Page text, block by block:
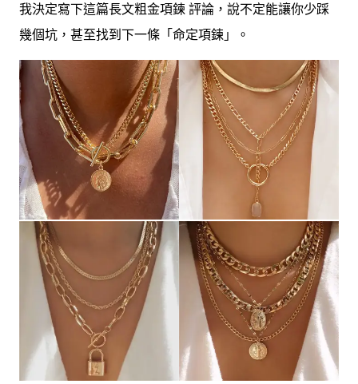
我決定寫下這篇長文粗金項鍊 評論，說不定能讓你少踩
幾個坑，甚至找到下一條「命定項鍊」。